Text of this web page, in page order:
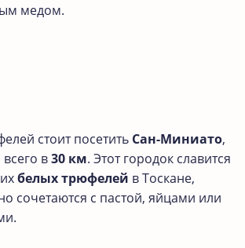
медом.
стоит посетить Сан-Миниато,
в30 км. Этот городок славится
белых трюфелей в Тоскане,
сочетаются с пастой, яйцами или